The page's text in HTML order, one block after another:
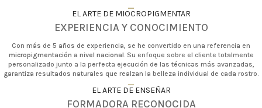
_
EL ARTE DE MIOCROPIGMENTAR
EXPERIENCIA Y CONOCIMIENTO
Con más de 5 años de experiencia, se he convertido en una referencia en
micropigmentación a nivel nacional. Su enfoque sobre el cliente totalmente
personalizado junto a la perfecta ejecución de las técnicas más avanzadas,
garantiza resultados naturales que realzan la belleza individual de cada rostro.
_
EL ARTE DE ENSEÑAR
FORMADORA RECONOCIDA